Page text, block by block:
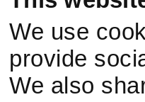
We use
provide
We also